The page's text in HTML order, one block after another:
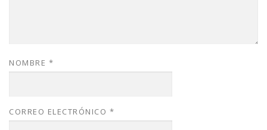
NOMBRE *
CORREO ELECTRÓNICO *